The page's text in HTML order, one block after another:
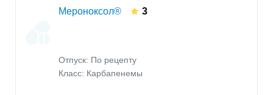
Мероноксол® 3
Отпуск: По рецепту
Класс: Карбапенемы